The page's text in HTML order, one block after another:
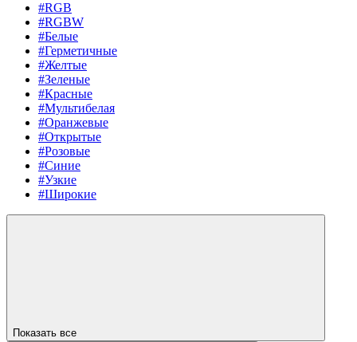
#RGB
#RGBW
#Белые
#Герметичные
#Желтые
#Зеленые
#Красные
#Мультибелая
#Оранжевые
#Открытые
#Розовые
#Синие
#Узкие
#Широкие
Показать все